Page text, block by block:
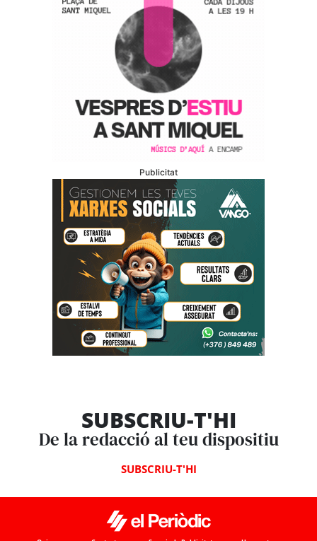
Publicitat
SUBSCRIU-T'HI
De la redacció al teu dispositiu
SUBSCRIU-T'HI